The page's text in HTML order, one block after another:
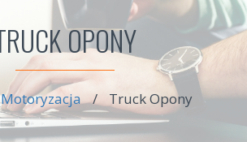
OPONY
Motoryzacja / Truck Opony